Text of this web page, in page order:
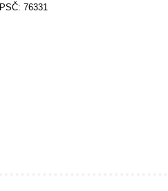
PSČ: 76331